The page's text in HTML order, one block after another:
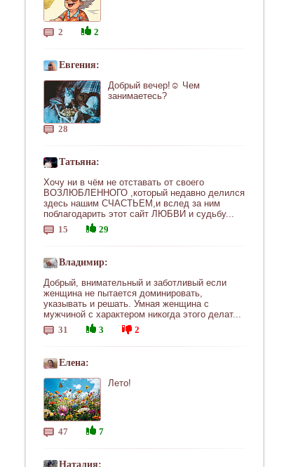
2 2
Евгения:
Добрый вечер!☺ Чем
занимаетесь?
28
Татьяна:
Хочу ни в чём не отставать от своего
ВОЗЛЮБЛЕННОГО ,который недавно делился
здесь нашим СЧАСТЬЕМ,и вслед за ним
поблагодарить этот сайт ЛЮБВИ и судьбу...
15
29
Владимир:
Добрый, внимательный и заботливый если
женщина не пытается доминировать,
указывать и решать. Умная женщина с
мужчиной с характером никогда этого делат...
31
3 2
Елена:
Лето!
47 7
Наталия: